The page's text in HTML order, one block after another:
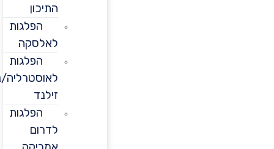
התיכון
הפלגות
לאלסקה
הפלגות
לאוסטרליה/ניו
הפלגות
לדרום